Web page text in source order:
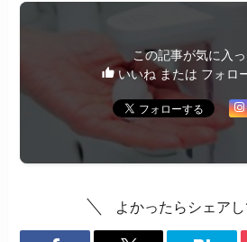
この記事が気に入
いいね または フォロ
よかったらシェアし